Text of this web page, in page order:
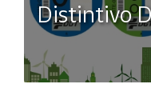
Distintivo